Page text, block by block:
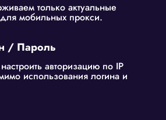
только актуальные
мобильных прокси.
/ Пароль
авторизацию по IP
использования логина и